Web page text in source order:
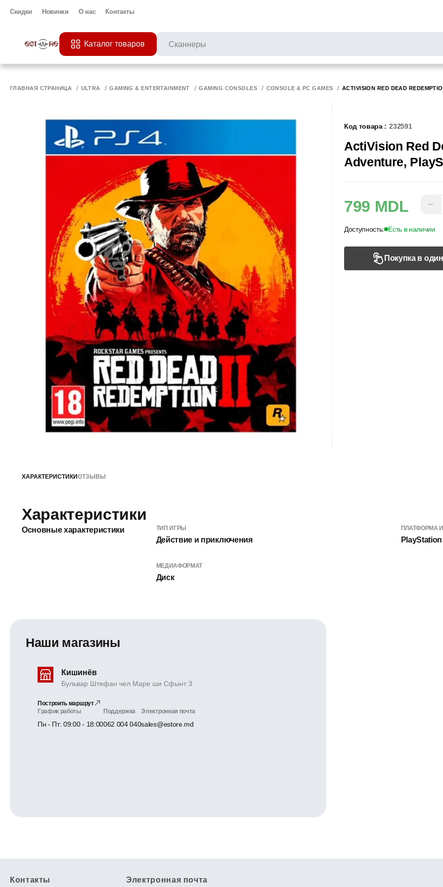
Скидки Новинки О нас Контакты
Каталог товаров
ГЛАВНАЯ СТРАНИЦА ULTRA GAMING & ENTERTAINMENT GAMING CONSOLES CONSOLE & PC GAMES ACTIVISION RED DEAD
Код товара : 232591
ActiVision Red
Adventure,
799 MDL −
Доступность: Есть в наличии
Покупка в
ХАРАКТЕРИСТИКИОТЗЫВЫ
Характеристики
Основные характеристики ТИП ИГРЫ
Действие и приключения
ПЛАТФОРМА
МЕДИАФОРМАТ
Диск
Наши магазины
Кишинёв
Бульвар Штефан чел Маре ши Сфынт 3
Построить маршрут
График работы
Пн - Пт: 09:00 - 18:00
Поддержка
062 004 040
Электронная почта
sales@estore.md
Контакты Электронная почта